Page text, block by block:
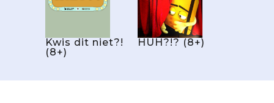
Kwis dit niet?!
(8+)
HUH?!? (8+)